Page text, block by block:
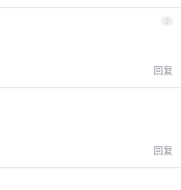
2
回复
回复